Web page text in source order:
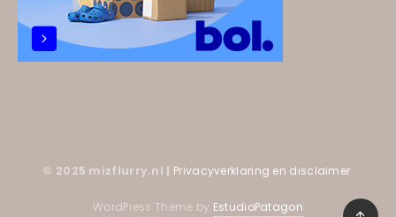
© 2025 mizflurry.nl | Privacyverklaring en disclaimer
WordPress Theme by EstudioPatagon